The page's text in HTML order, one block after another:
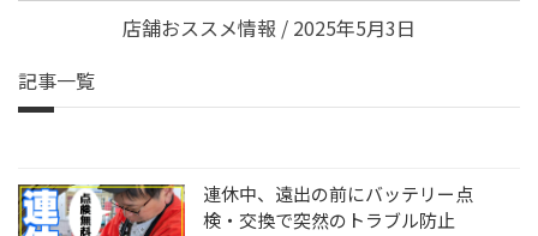
店舗おススメ情報 / 2025年5月3日
記事一覧
連休中、遠出の前にバッテリー点
検・交換で突然のトラブル防止